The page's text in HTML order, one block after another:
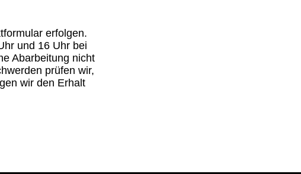
erfol­gen.
und 16 Uhr bei
Abar­bei­tung nicht
prü­fen wir,
wir den Erhalt